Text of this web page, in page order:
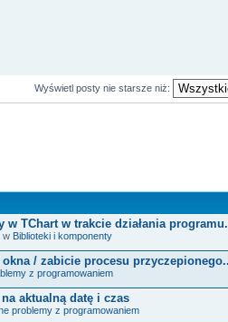
Wyświetl posty nie starsze niż:
w TChart w trakcie działania programu.
w Biblioteki i komponenty
/ zabicie procesu
z programowaniem
aktualną datę i czas
problemy z programowaniem